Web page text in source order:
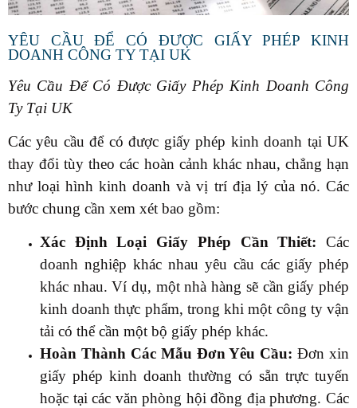
YÊU CẦU ĐỂ CÓ ĐƯỢC GIẤY PHÉP KINH
DOANH CÔNG TY TẠI UK
Yêu Cầu Để Có Được Giấy Phép Kinh Doanh Công
Ty Tại UK
Các yêu cầu để có được giấy phép kinh doanh tại UK
thay đổi tùy theo các hoàn cảnh khác nhau, chẳng hạn
như loại hình kinh doanh và vị trí địa lý của nó. Các
bước chung cần xem xét bao gồm:
Xác Định Loại Giấy Phép Cần Thiết: Các
doanh nghiệp khác nhau yêu cầu các giấy phép
khác nhau. Ví dụ, một nhà hàng sẽ cần giấy phép
kinh doanh thực phẩm, trong khi một công ty vận
tải có thể cần một bộ giấy phép khác.
Hoàn Thành Các Mẫu Đơn Yêu Cầu: Đơn xin
giấy phép kinh doanh thường có sẵn trực tuyến
hoặc tại các văn phòng hội đồng địa phương. Các